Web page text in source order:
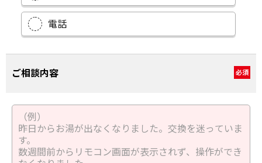
電話
ご相談内容 必須